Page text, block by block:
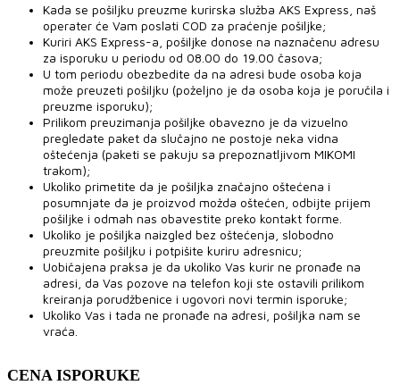
Kada se pošiljku preuzme kurirska služba AKS Express, naš
operater će Vam poslati COD za praćenje pošiljke;
Kuriri AKS Express-a, pošiljke donose na naznačenu adresu
za isporuku u periodu od 08.00 do 19.00 časova;
U tom periodu obezbedite da na adresi bude osoba koja
može preuzeti pošiljku (poželjno je da osoba koja je poručila i
preuzme isporuku);
Prilikom preuzimanja pošiljke obavezno je da vizuelno
pregledate paket da slučajno ne postoje neka vidna
oštećenja (paketi se pakuju sa prepoznatljivom MIKOMI
trakom);
Ukoliko primetite da je pošiljka značajno oštećena i
posumnjate da je proizvod možda oštećen, odbijte prijem
pošiljke i odmah nas obavestite preko kontakt forme.
Ukoliko je pošiljka naizgled bez oštećenja, slobodno
preuzmite pošiljku i potpišite kuriru adresnicu;
Uobičajena praksa je da ukoliko Vas kurir ne pronađe na
adresi, da Vas pozove na telefon koji ste ostavili prilikom
kreiranja porudžbenice i ugovori novi termin isporuke;
Ukoliko Vas i tada ne pronađe na adresi, pošiljka nam se
vraća.
CENA ISPORUKE